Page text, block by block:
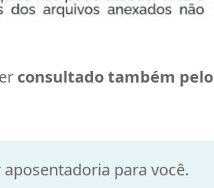
consultado também pelo
para você.